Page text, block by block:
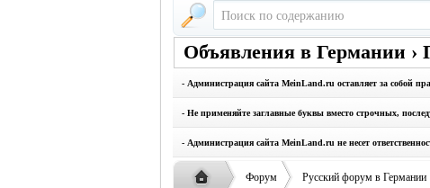
Объявления в Германии ›
- Администрация сайта MeinLand.ru оставляет за собой
- Не применяйте заглавные буквы вместо строчных,
- Администрация сайта MeinLand.ru не несет
Форум Русский форум в Германии